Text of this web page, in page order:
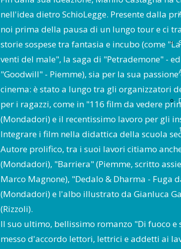
nell'idea dietro SchioLegge. Presente dalla
noi prima della pausa di un lungo tour e ci
storie sospese tra fantasia e incubo (come
venti del male", la saga di "Petrademone" -
"Goodwill" - Piemme), sia per la sua
cinema: è stato a lungo tra gli organizzatori
per i ragazzi, come in "116 film da vedere
(Mondadori) e il recentissimo lavoro per gli
Integrare i film nella didattica della scuola
Autore prolifico, tra i suoi lavori citiamo
(Mondadori), "Barriera" (Piemme, scritto
Marco Magnone), "Dedalo & Dharma - Fuga
(Mondadori) e l'albo illustrato da Gianluca
(Rizzoli).
Il suo ultimo, bellissimo romanzo "Di fuoco e
messo d'accordo lettori, lettrici e addetti ai